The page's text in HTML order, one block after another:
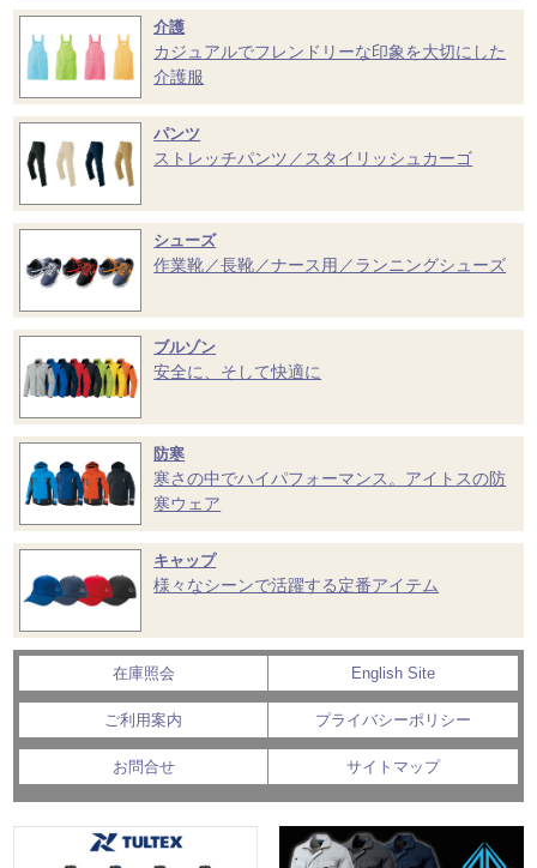
介護
カジュアルでフレンドリーな印象を大切にした
介護服
パンツ
ストレッチパンツ／スタイリッシュカーゴ
シューズ
作業靴／長靴／ナース用／ランニングシューズ
ブルゾン
安全に、そして快適に
防寒
寒さの中でハイパフォーマンス。アイトスの防
寒ウェア
キャップ
様々なシーンで活躍する定番アイテム
在庫照会 English Site
ご利用案内 プライバシーポリシー
お問合せ サイトマップ